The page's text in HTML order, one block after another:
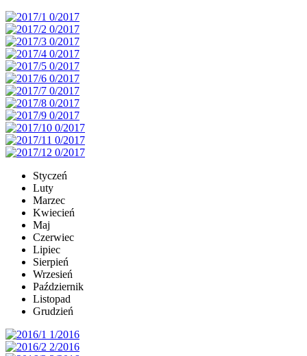
Styczeń
Luty
Marzec
Kwiecień
Maj
Czerwiec
Lipiec
Sierpień
Wrzesień
Październik
Listopad
Grudzień